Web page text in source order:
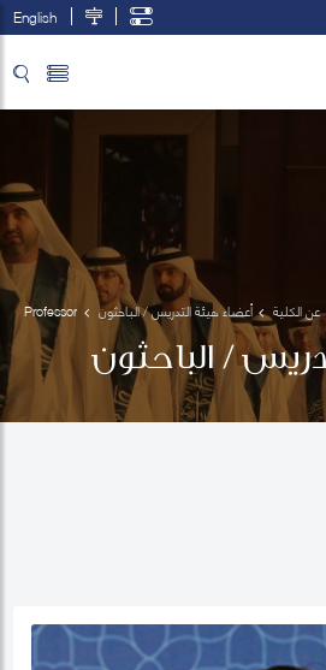
English
عن الكلية أعضاء هيئة التدريس / الباحثون
Professor
Mark
Esposito
/ الباحثون